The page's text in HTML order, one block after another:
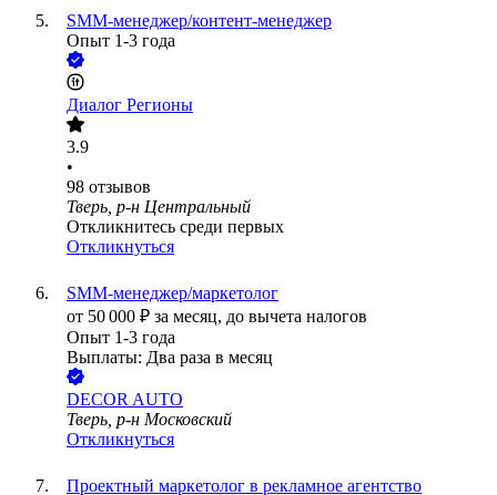
SMM-менеджер/контент-менеджер
Опыт 1-3 года
Диалог Регионы
3.9
•
98 отзывов
Тверь, р-н Центральный
Откликнитесь среди первых
Откликнуться
SMM-менеджер/маркетолог
от 50 000 ₽ за месяц, до вычета налогов
Опыт 1-3 года
Выплаты: Два раза в месяц
DECOR AUTO
Тверь, р-н Московский
Откликнуться
Проектный маркетолог в рекламное агентство